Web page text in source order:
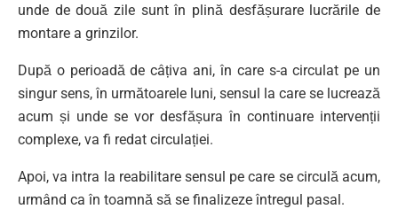
unde de două zile sunt în plină desfășurare lucrările de
montare a grinzilor.
După o perioadă de câțiva ani, în care s-a circulat pe un
singur sens, în următoarele luni, sensul la care se lucrează
acum și unde se vor desfășura în continuare intervenții
complexe, va fi redat circulației.
Apoi, va intra la reabilitare sensul pe care se circulă acum,
urmând ca în toamnă să se finalizeze întregul pasal.